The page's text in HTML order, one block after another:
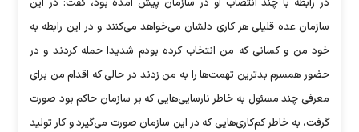
سازمان عده قلیلی هر کاری دلشان می‌خواهد می‌کنند و در این رابطه به
خود من و کسانی که من انتخاب کرده بودم شدیدا حمله کردند و در
حضور همسرم بد‌ترین تهمت‌ها را به من زدند در حالی که اقدام من برای
معرفی چند مسئول به خاطر نارسایی‌هایی که بر سازمان حاکم بود صورت
گرفت، به خاطر کم‌کاری‌هایی که در این سازمان صورت می‌گیرد و کار تولید